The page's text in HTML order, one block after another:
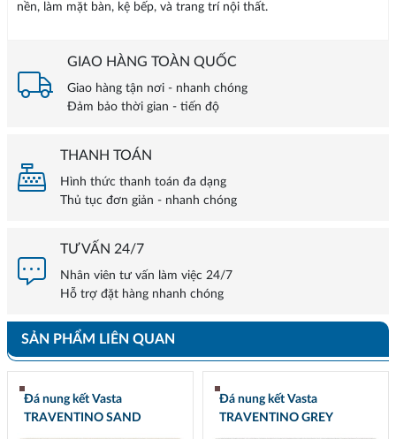
nền, làm mặt bàn, kệ bếp, và trang trí nội thất.
GIAO HÀNG TOÀN QUỐC
Giao hàng tận nơi - nhanh chóng
Đảm bảo thời gian - tiến độ
THANH TOÁN
Hình thức thanh toán đa dạng
Thủ tục đơn giản - nhanh chóng
TƯ VẤN 24/7
Nhân viên tư vấn làm việc 24/7
Hỗ trợ đặt hàng nhanh chóng
SẢN PHẨM LIÊN QUAN
Đá nung kết Vasta
TRAVENTINO SAND
Đá nung kết Vasta
TRAVENTINO GREY